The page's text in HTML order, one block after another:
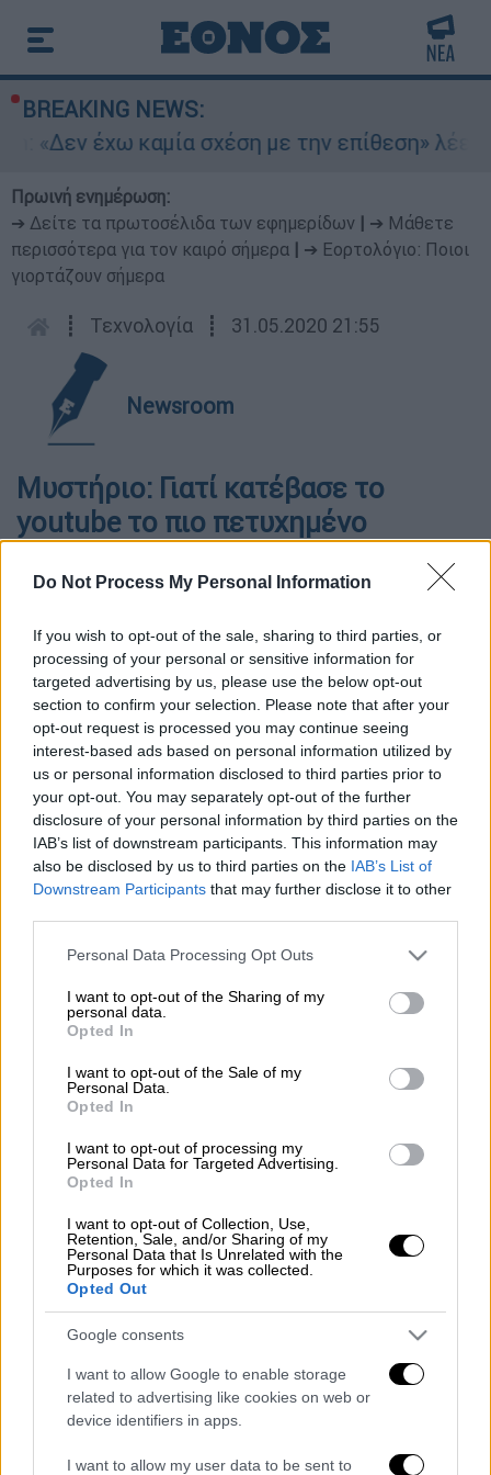
Do Not Process My Personal Information
If you wish to opt-out of the sale, sharing to third parties, or
processing of your personal or sensitive information for
targeted advertising by us, please use the below opt-out
section to confirm your selection. Please note that after your
opt-out request is processed you may continue seeing
interest-based ads based on personal information utilized by
us or personal information disclosed to third parties prior to
your opt-out. You may separately opt-out of the further
disclosure of your personal information by third parties on the
IAB’s list of downstream participants. This information may
also be disclosed by us to third parties on the IAB’s List of
Downstream Participants that may further disclose it to other
Please note that this website/app uses one or more Google
not limited to your visit or usage behaviour. You may click to
grant or deny consent to Google and its third-party tags to
use your data for below specified purposes in below Google
consent section.
Personal Data Processing Opt Outs
I want to opt-out of the Sharing of my
personal data.
Opted In
I want to opt-out of the Sale of my
Personal Data.
Opted In
I want to opt-out of processing my
Personal Data for Targeted Advertising.
Opted In
I want to opt-out of Collection, Use,
Retention, Sale, and/or Sharing of my
Personal Data that Is Unrelated with the
Purposes for which it was collected.
Opted Out
Google consents
I want to allow Google to enable storage
related to advertising like cookies on web or
device identifiers in apps.
I want to allow my user data to be sent to
BREAKING NEWS:
«Δεν έχω καμία σχέση με την επίθεση» λέει
Πρωινή ενημέρωση:
➔ Δείτε τα πρωτοσέλιδα των εφημερίδων
➔ Μάθετε
περισσότερα για τον καιρό σήμερα
➔ Εορτολόγιο: Ποιοι
γιορτάζουν σήμερα
┋ Τεχνολογία ┋ 31.05.2020 21:55
Newsroom
Μυστήριο: Γιατί κατέβασε το
youtube το πιο πετυχημένο
ετών;
Τέσσερα δευτερόλεπτα αρκούσαν...
Τι κι αν ήταν ένα από τα πιο αγαπημένα- αν
όχι το πιο αγαπημένο- ντοκιμαντέρ που
μπορούσε να βρει κανείς στο YouTube;
Διαβάστε ακόμη
κόσμο
Μουντιάλ 2026: «Θα ανατινάξω τον Μέσι με
τέσσερις βόμβες» - Οι τρομοκρατικές
απειλές που ερεύνησε το FBI